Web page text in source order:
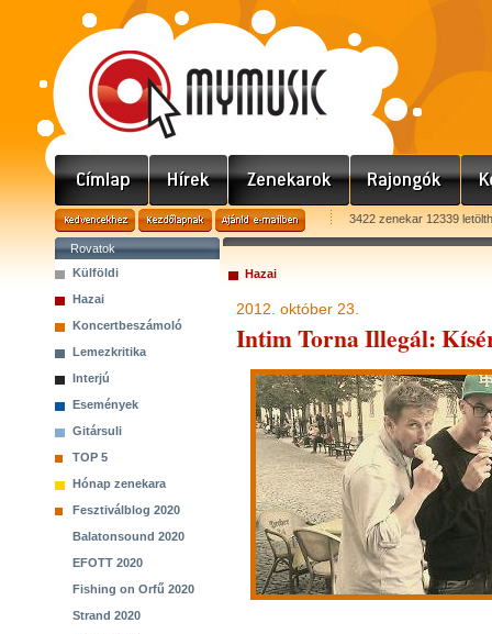
3422 zenekar 12339
Rovatok
Külföldi
Hazai
Koncertbeszámoló
Lemezkritika
Interjú
Események
Gitársuli
TOP 5
Hónap zenekara
Fesztiválblog 2020
Balatonsound 2020
EFOTT 2020
Fishing on Orfű 2020
Strand 2020
Hazai
2012. október 23.
Intim Torna Illegál: